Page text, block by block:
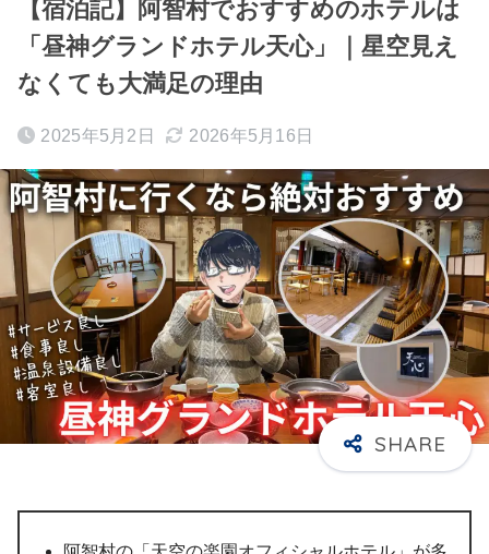
【宿泊記】阿智村でおすすめのホテルは
「昼神グランドホテル天心」｜星空見え
なくても大満足の理由
2025年5月2日 2026年5月16日